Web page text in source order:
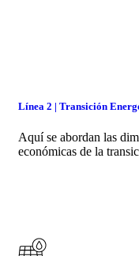
Línea 2 | Transición
Aquí se abordan las
económicas de la